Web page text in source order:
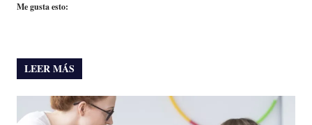
Me gusta esto:
LEER MÁS